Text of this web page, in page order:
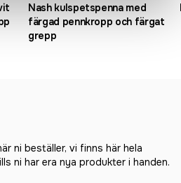
Nash kulspetspenna med
färgad pennkropp och färgat
grepp
ni beställer, vi finns här hela
ni har era nya produkter i handen.